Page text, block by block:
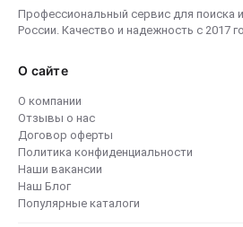
Профессиональный сервис для поиска
России. Качество и надежность с 2017
О сайте
О компании
Отзывы о нас
Договор оферты
Политика конфиденциальности
Наши вакансии
Наш Блог
Популярные каталоги